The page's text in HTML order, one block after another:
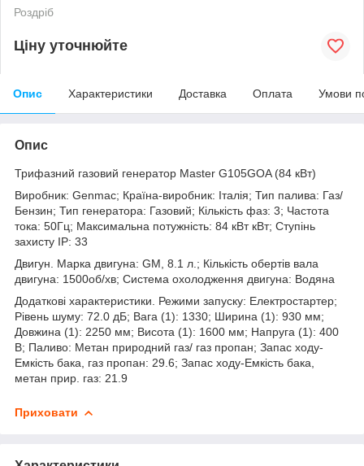
Роздріб
Ціну уточнюйте
Опис Характеристики Доставка Оплата Умови
Опис
Трифазний газовий генератор Master G105GOA (84 кВт)
Виробник: Genmac; Країна-виробник: Італія; Тип палива: Газ/
Бензин; Тип генератора: Газовий; Кількість фаз: 3; Частота
тока: 50Гц; Максимальна потужність: 84 кВт кВт; Ступінь
захисту IP: 33
Двигун. Марка двигуна: GM, 8.1 л.; Кількість обертів вала
двигуна: 1500об/хв; Система охолодження двигуна: Водяна
Додаткові характеристики. Режими запуску: Електростартер;
Рівень шуму: 72.0 дБ; Вага (1): 1330; Ширина (1): 930 мм;
Довжина (1): 2250 мм; Висота (1): 1600 мм; Напруга (1): 400
В; Паливо: Метан природний газ/ газ пропан; Запас ходу-
Емкість бака, газ пропан: 29.6; Запас ходу-Емкість бака,
метан прир. газ: 21.9
Приховати